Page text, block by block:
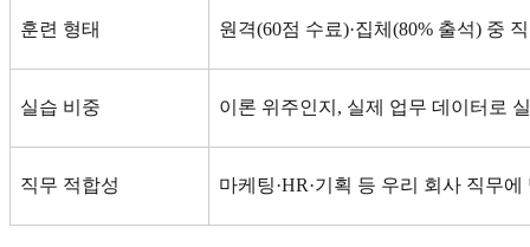
훈련 형태 원격(60점 수료)·집체 (80% 출석) 중
실습 비중 이론 위주인지 , 실제 업무 데이터로
직무 적합성 마케팅·HR·기획 등 우리 회사 직무